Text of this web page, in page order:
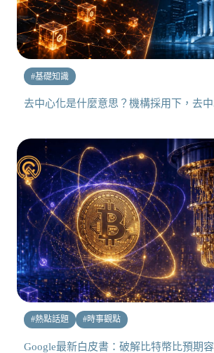
#基礎知識
去中心化是什麼意思？機構採用下，去
#熱點話題 #時事觀點
Google最新白皮書：破解比特幣比預期